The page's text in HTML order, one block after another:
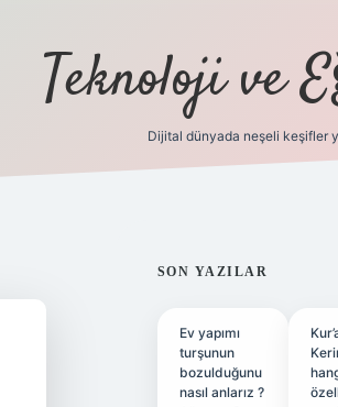
Teknoloji ve
Dijital dünyada neşeli keşifler
SIDEBAR
SON YAZILAR
Ev yapımı
turşunun
bozulduğunu
nasıl anlarız ?